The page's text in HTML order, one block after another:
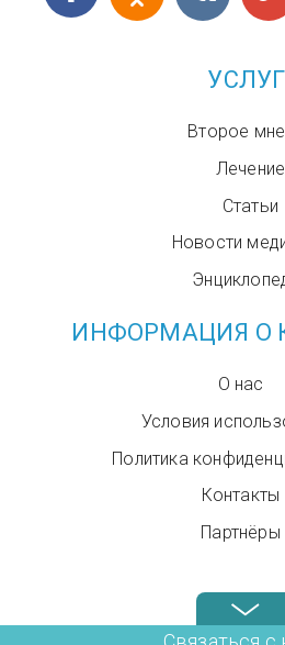
Второе
Лечение
Статьи
Новости
ИНФОРМАЦИЯ О
О нас
Условия
Политика
Контакты
Партнёры
Звоните нам в любое